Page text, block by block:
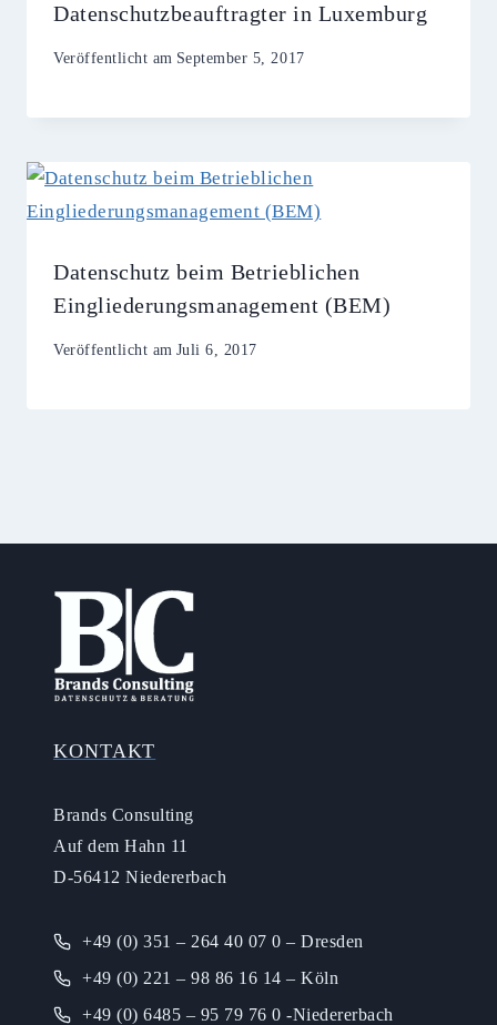
Datenschutzbeauftragter in Luxemburg
Veröffentlicht am September 5, 2017
Datenschutz beim Betrieblichen
Eingliederungsmanagement (BEM)
Veröffentlicht am Juli 6, 2017
KONTAKT
Brands Consulting
Auf dem Hahn 11
D-56412 Niedererbach
+49 (0) 351 – 264 40 07 0 – Dresden
+49 (0) 221 – 98 86 16 14 – Köln
+49 (0) 6485 – 95 79 76 0 -Niedererbach